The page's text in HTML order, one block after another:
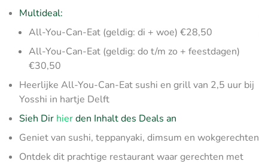
Multideal:
All-You-Can-Eat (geldig: di + woe) €28,50
All-You-Can-Eat (geldig: do t/m zo + feestdagen)
€30,50
Heerlijke All-You-Can-Eat sushi en grill van 2,5 uur bij
Yosshi in hartje Delft
Sieh Dir hierden Inhalt des Deals an
Geniet van sushi, teppanyaki, dimsum en wokgerechten
Ontdek dit prachtige restaurant waar gerechten met